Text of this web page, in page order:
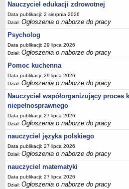
Nauczyciel edukacji zdrowotnej
Data publikacji: 2 sierpnia 2026
Dział:Ogłoszenia o naborze do pracy
Psycholog
Data publikacji: 29 lipca 2026
Dział:Ogłoszenia o naborze do pracy
Pomoc kuchenna
Data publikacji: 29 lipca 2026
Dział:Ogłoszenia o naborze do pracy
Nauczyciel współorganizujący proces
niepełnosprawnego
Data publikacji: 27 lipca 2026
Dział:Ogłoszenia o naborze do pracy
nauczyciel języka polskiego
Data publikacji: 27 lipca 2026
Dział:Ogłoszenia o naborze do pracy
nauczyciel matematyki
Data publikacji: 27 lipca 2026
Dział:Ogłoszenia o naborze do pracy